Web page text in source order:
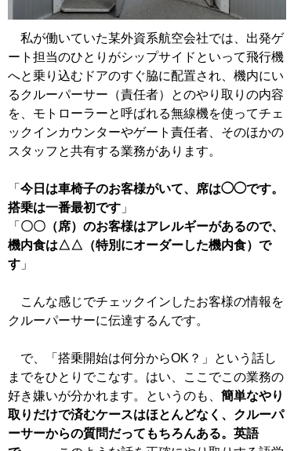
私が働いていた某外資系航空会社では、出発ゲ
ート担当のひとりがシップサイドといって飛行機
へと乗り込むドアのすぐ脇に配置され、機内にい
るクルーパーサー（責任者）とのやり取りの内容
を、モトローラーと呼ばれる無線機を使ってチェ
ックインカウンターやゲート責任者、そのほかの
スタッフと共有する業務があります。
「 今日は車椅子のお客様がいて、席は◯◯です。
搭乗は一番最初です 」
「 〇〇（席）のお客様はアレルギーがあるので、
機内食は△△（特別にオーダーした機内食）で
す 」
こんな感じでチェックインしたお客様の情報を
クルーパーサーに伝達するんです。
で、「搭乗開始は何分からOK？」という話し
までをひとりでこなす。はい、ここでこの業務の
好き嫌いが分かれます。というのも、 簡単なやり
取りだけで済むケースはほとんどなく、クルーパ
ーサーからの質問だってもちろんある。英語